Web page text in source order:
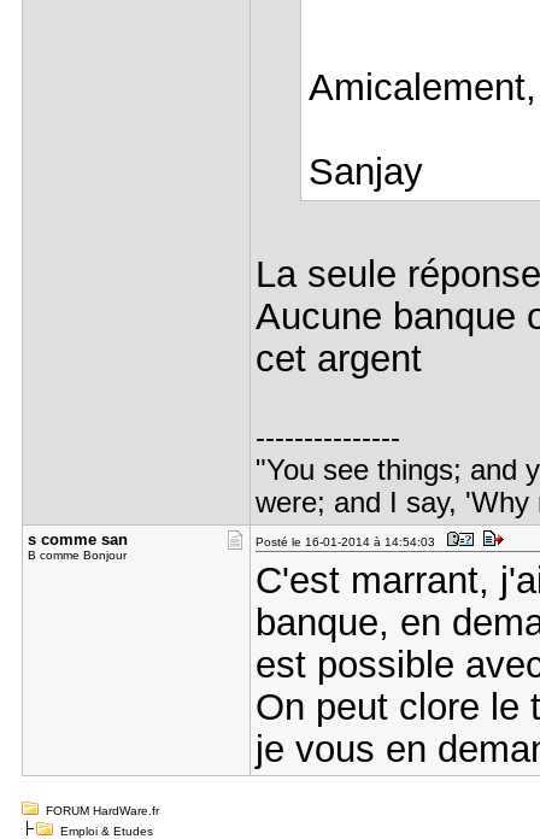
Amicalement,
Sanjay
La seule
Aucune banque
cet argent
---------------
"You see things; and
were; and I say,
s comme sa​n
B comme Bonjour
Posté le 16-01-2014 à 14:54:03
C'est marrant,
banque, en
est possible
On peut clore le
je vous en
FORUM HardWare.fr
Emploi & Etudes